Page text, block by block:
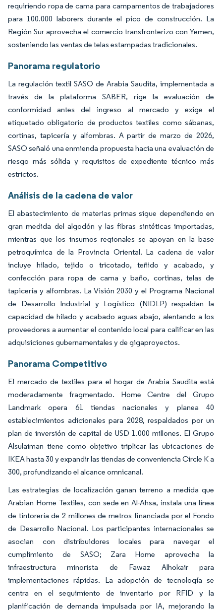
requiriendo ropa de cama para campamentos de trabajadores
para 100.000 laborers durante el pico de construcción. La
Región Sur aprovecha el comercio transfronterizo con Yemen,
sosteniendo las ventas de telas estampadas tradicionales.
Panorama regulatorio
La regulación textil SASO de Arabia Saudita, implementada a
través de la plataforma SABER, rige la evaluación de
conformidad antes del ingreso al mercado y exige el
etiquetado obligatorio de productos textiles como sábanas,
cortinas, tapicería y alfombras. A partir de marzo de 2026,
SASO señaló una enmienda propuesta hacia una evaluación de
riesgo más sólida y requisitos de expediente técnico más
estrictos.
Análisis de la cadena de valor
El abastecimiento de materias primas sigue dependiendo en
gran medida del algodón y las fibras sintéticas importadas,
mientras que los insumos regionales se apoyan en la base
petroquímica de la Provincia Oriental. La cadena de valor
incluye hilado, tejido o tricotado, teñido y acabado, y
confección para ropa de cama y baño, cortinas, telas de
tapicería y alfombras. La Visión 2030 y el Programa Nacional
de Desarrollo Industrial y Logístico (NIDLP) respaldan la
capacidad de hilado y acabado aguas abajo, alentando a los
proveedores a aumentar el contenido local para calificar en las
adquisiciones gubernamentales y de gigaproyectos.
Panorama Competitivo
El mercado de textiles para el hogar de Arabia Saudita está
moderadamente fragmentado. Home Centre del Grupo
Landmark opera 61 tiendas nacionales y planea 40
establecimientos adicionales para 2028, respaldados por un
plan de inversión de capital de USD 1.000 millones. El Grupo
Alsulaiman tiene como objetivo triplicar las ubicaciones de
IKEA hasta 30 y expandir las tiendas de conveniencia Circle K a
300, profundizando el alcance omnicanal.
Las estrategias de localización ganan terreno a medida que
Arabian Home Textiles, con sede en Al-Ahsa, instala una línea
de tintorería de 2 millones de metros financiada por el Fondo
de Desarrollo Nacional. Los participantes internacionales se
asocian con distribuidores locales para navegar el
cumplimiento de SASO; Zara Home aprovecha la
infraestructura minorista de Fawaz Alhokair para
implementaciones rápidas. La adopción de tecnología se
centra en el seguimiento de inventario por RFID y la
planificación de demanda impulsada por IA, mejorando la